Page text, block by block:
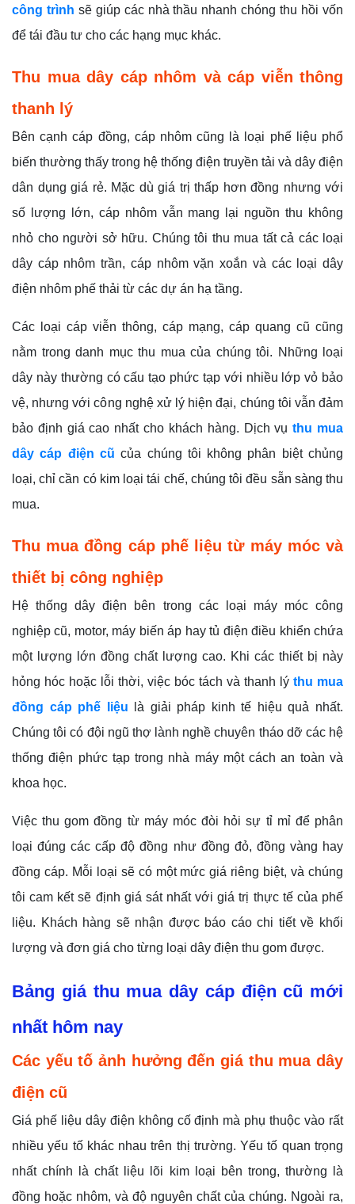
công trình sẽ giúp các nhà thầu nhanh chóng thu hồi vốn
để tái đầu tư cho các hạng mục khác.
Thu mua dây cáp nhôm và cáp viễn thông
thanh lý
Bên cạnh cáp đồng, cáp nhôm cũng là loại phế liệu phổ
biến thường thấy trong hệ thống điện truyền tải và dây điện
dân dụng giá rẻ. Mặc dù giá trị thấp hơn đồng nhưng với
số lượng lớn, cáp nhôm vẫn mang lại nguồn thu không
nhỏ cho người sở hữu. Chúng tôi thu mua tất cả các loại
dây cáp nhôm trần, cáp nhôm vặn xoắn và các loại dây
điện nhôm phế thải từ các dự án hạ tầng.
Các loại cáp viễn thông, cáp mạng, cáp quang cũ cũng
nằm trong danh mục thu mua của chúng tôi. Những loại
dây này thường có cấu tạo phức tạp với nhiều lớp vỏ bảo
vệ, nhưng với công nghệ xử lý hiện đại, chúng tôi vẫn đảm
bảo định giá cao nhất cho khách hàng. Dịch vụthu mua
dây cáp điện cũ của chúng tôi không phân biệt chủng
loại, chỉ cần có kim loại tái chế, chúng tôi đều sẵn sàng thu
mua.
Thu mua đồng cáp phế liệu từ máy móc và
thiết bị công nghiệp
Hệ thống dây điện bên trong các loại máy móc công
nghiệp cũ, motor, máy biến áp hay tủ điện điều khiển chứa
một lượng lớn đồng chất lượng cao. Khi các thiết bị này
hỏng hóc hoặc lỗi thời, việc bóc tách và thanh lý thu mua
đồng cáp phế liệu là giải pháp kinh tế hiệu quả nhất.
Chúng tôi có đội ngũ thợ lành nghề chuyên tháo dỡ các hệ
thống điện phức tạp trong nhà máy một cách an toàn và
khoa học.
Việc thu gom đồng từ máy móc đòi hỏi sự tỉ mỉ để phân
loại đúng các cấp độ đồng như đồng đỏ, đồng vàng hay
đồng cáp. Mỗi loại sẽ có một mức giá riêng biệt, và chúng
tôi cam kết sẽ định giá sát nhất với giá trị thực tế của phế
liệu. Khách hàng sẽ nhận được báo cáo chi tiết về khối
lượng và đơn giá cho từng loại dây điện thu gom được.
Bảng giá thu mua dây cáp điện cũ mới
nhất hôm nay
Các yếu tố ảnh hưởng đến giá thu mua dây
điện cũ
Giá phế liệu dây điện không cố định mà phụ thuộc vào rất
nhiều yếu tố khác nhau trên thị trường. Yếu tố quan trọng
nhất chính là chất liệu lõi kim loại bên trong, thường là
đồng hoặc nhôm, và độ nguyên chất của chúng. Ngoài ra,